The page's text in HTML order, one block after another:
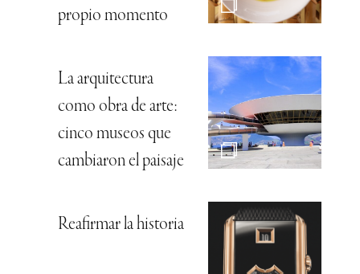
propio momento
La arquitectura
como obra de arte:
cinco museos que
cambiaron el paisaje
Reafirmar la historia